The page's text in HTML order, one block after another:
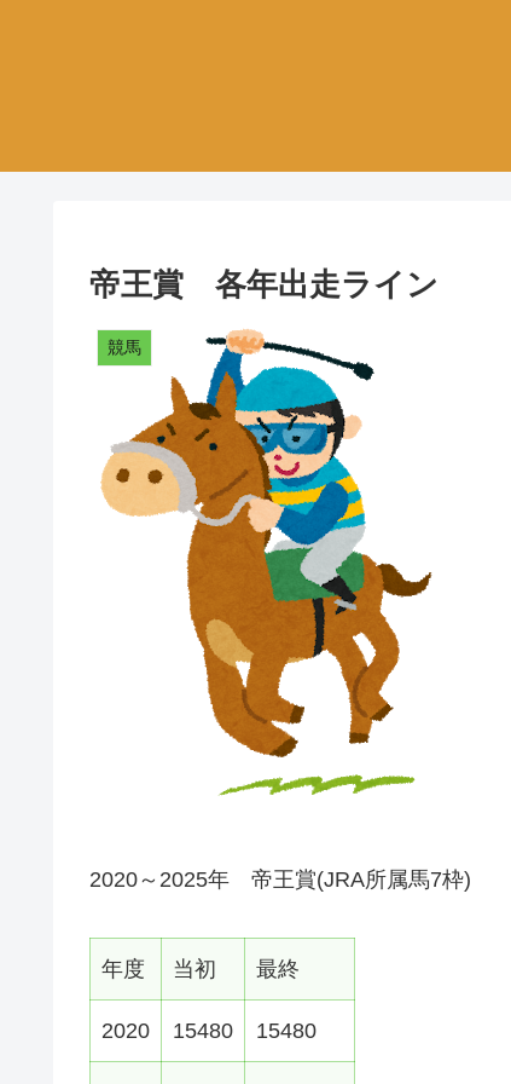
帝王賞 各年出走ライン
競馬
2020～2025年 帝王賞(JRA所属馬7枠)
年度 当初 最終
2020 15480 15480